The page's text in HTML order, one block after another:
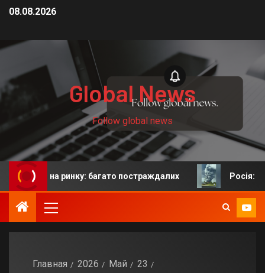
08.08.2026
Global News
Follow global news
на ринку: багато постраждалих Росія: у
Главная 2026 Май
23